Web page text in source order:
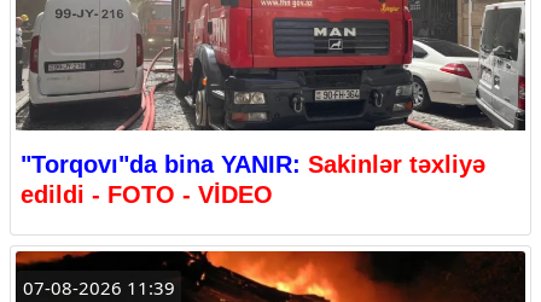
"Torqovı"da bina YANIR: Sakinlər təxliyə
edildi - FOTO - VİDEO
07-08-2026 11:39